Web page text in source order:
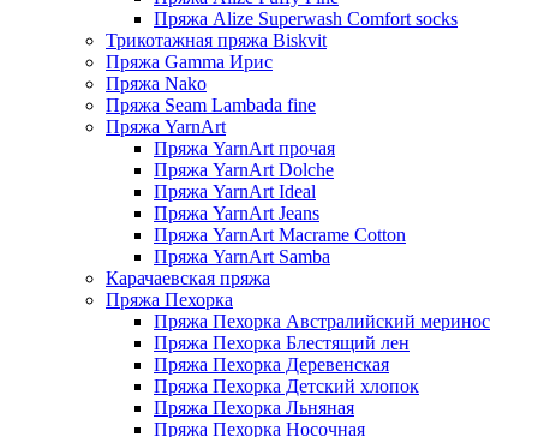
Пряжа Alize Superwash Comfort socks
Трикотажная пряжа Biskvit
Пряжа Gamma Ирис
Пряжа Nako
Пряжа Seam Lambada fine
Пряжа YarnArt
Пряжа YarnArt прочая
Пряжа YarnArt Dolche
Пряжа YarnArt Ideal
Пряжа YarnArt Jeans
Пряжа YarnArt Macrame Cotton
Пряжа YarnArt Samba
Карачаевская пряжа
Пряжа Пехорка
Пряжа Пехорка Австралийский меринос
Пряжа Пехорка Блестящий лен
Пряжа Пехорка Деревенская
Пряжа Пехорка Детский хлопок
Пряжа Пехорка Льняная
Пряжа Пехорка Носочная